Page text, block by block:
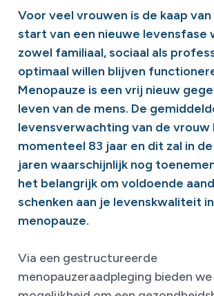
Voor veel vrouwen is de kaap
start van een nieuwe levensfase
zowel familiaal, sociaal als
optimaal willen blijven
Menopauze is een vrij nieuw
leven van de mens. De
levensverwachting van de
momenteel 83 jaar en dit zal in
jaren waarschijnlijk nog
het belangrijk om voldoende
schenken aan je levenskwaliteit
menopauze.
Via een gestructureerde
menopauzeraadpleging bieden